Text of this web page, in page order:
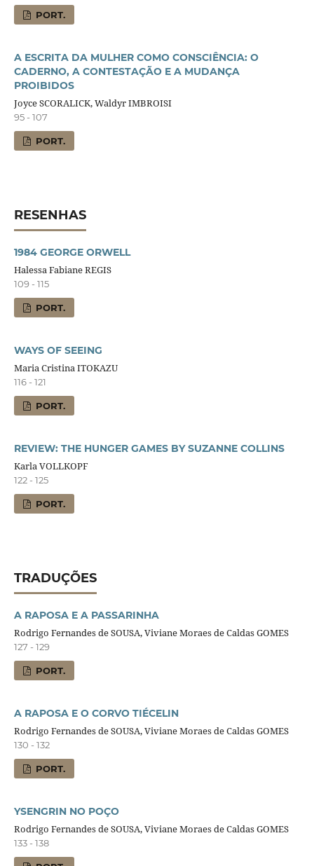
PORT.
A ESCRITA DA MULHER COMO CONSCIÊNCIA: O
CADERNO, A CONTESTAÇÃO E A MUDANÇA
PROIBIDOS
Joyce SCORALICK, Waldyr IMBROISI
95 - 107
PORT.
RESENHAS
1984 GEORGE ORWELL
Halessa Fabiane REGIS
109 - 115
PORT.
WAYS OF SEEING
Maria Cristina ITOKAZU
116 - 121
PORT.
REVIEW: THE HUNGER GAMES BY SUZANNE COLLINS
Karla VOLLKOPF
122 - 125
PORT.
TRADUÇÕES
A RAPOSA E A PASSARINHA
Rodrigo Fernandes de SOUSA, Viviane Moraes de Caldas GOMES
127 - 129
PORT.
A RAPOSA E O CORVO TIÉCELIN
Rodrigo Fernandes de SOUSA, Viviane Moraes de Caldas GOMES
130 - 132
PORT.
YSENGRIN NO POÇO
Rodrigo Fernandes de SOUSA, Viviane Moraes de Caldas GOMES
133 - 138